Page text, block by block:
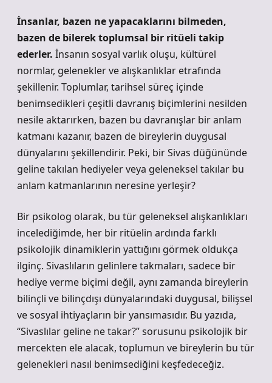
İnsanlar, bazen ne yapacaklarını bilmeden,
bazen de bilerek toplumsal bir ritüeli takip
ederler. İnsanın sosyal varlık oluşu, kültürel
normlar, gelenekler ve alışkanlıklar etrafında
şekillenir. Toplumlar, tarihsel süreç içinde
benimsedikleri çeşitli davranış biçimlerini nesilden
nesile aktarırken, bazen bu davranışlar bir anlam
katmanı kazanır, bazen de bireylerin duygusal
dünyalarını şekillendirir. Peki, bir Sivas düğününde
geline takılan hediyeler veya geleneksel takılar bu
anlam katmanlarının neresine yerleşir?
Bir psikolog olarak, bu tür geleneksel alışkanlıkları
incelediğimde, her bir ritüelin ardında farklı
psikolojik dinamiklerin yattığını görmek oldukça
ilginç. Sivaslıların gelinlere takmaları, sadece bir
hediye verme biçimi değil, aynı zamanda bireylerin
bilinçli ve bilinçdışı dünyalarındaki duygusal, bilişsel
ve sosyal ihtiyaçların bir yansımasıdır. Bu yazıda,
“Sivaslılar geline ne takar?” sorusunu psikolojik bir
mercekten ele alacak, toplumun ve bireylerin bu tür
gelenekleri nasıl benimsediğini keşfedeceğiz.